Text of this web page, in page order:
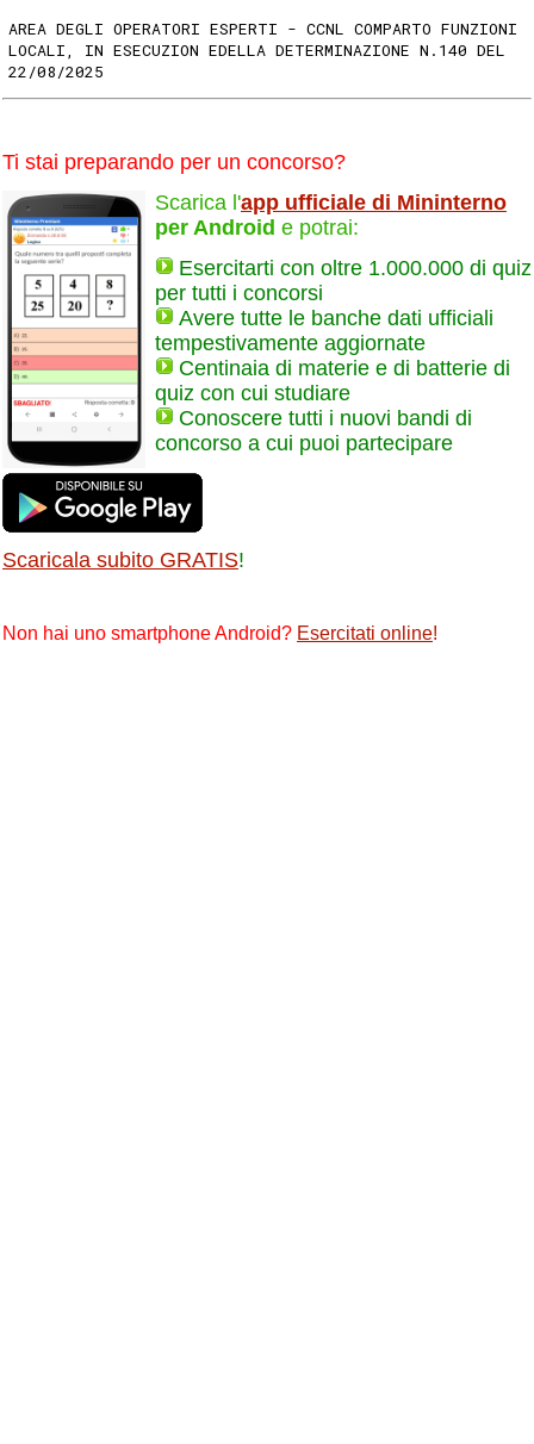
AREA DEGLI OPERATORI ESPERTI - CCNL COMPARTO FUNZIONI
LOCALI, IN ESECUZION EDELLA DETERMINAZIONE N.140 DEL
22/08/2025
Ti stai preparando per un concorso?
Scarica l'app ufficiale di Mininterno
per Android e potrai:
Esercitarti con oltre 1.000.000 di quiz
per tutti i concorsi
Avere tutte le banche dati ufficiali
tempestivamente aggiornate
Centinaia di materie e di batterie di
quiz con cui studiare
Conoscere tutti i nuovi bandi di
concorso a cui puoi partecipare
Scaricala subito GRATIS!
Non hai uno smartphone Android? Esercitati online!